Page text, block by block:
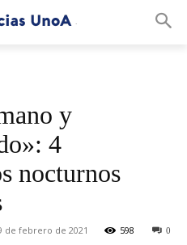
y
4
nocturnos
de febrero de 2021 0
598